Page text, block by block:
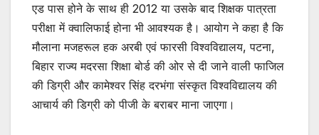
एड पास होने के साथ ही 2012 या उसके बाद शिक्षक पात्रता
परीक्षा में क्वालिफाई होना भी आवश्यक है। आयोग ने कहा है कि
मौलाना मजहरूल हक अरबी एवं फारसी विश्वविद्यालय, पटना,
बिहार राज्य मदरसा शिक्षा बोर्ड की ओर से दी जाने वाली फाजिल
की डिग्री और कामेश्वर सिंह दरभंगा संस्कृत विश्वविद्यालय की
आचार्य की डिग्री को पीजी के बराबर माना जाएगा।